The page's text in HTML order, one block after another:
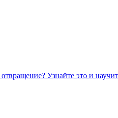
Узнайте это и